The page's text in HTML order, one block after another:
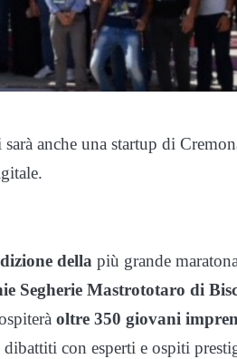
anche una startup di
della più grande
Segherie Mastrototaro di
oltre 350 giovani
con esperti e ospiti